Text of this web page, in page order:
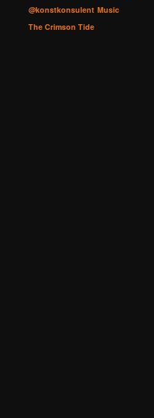
@konstkonsulent Music
The Crimson Tide